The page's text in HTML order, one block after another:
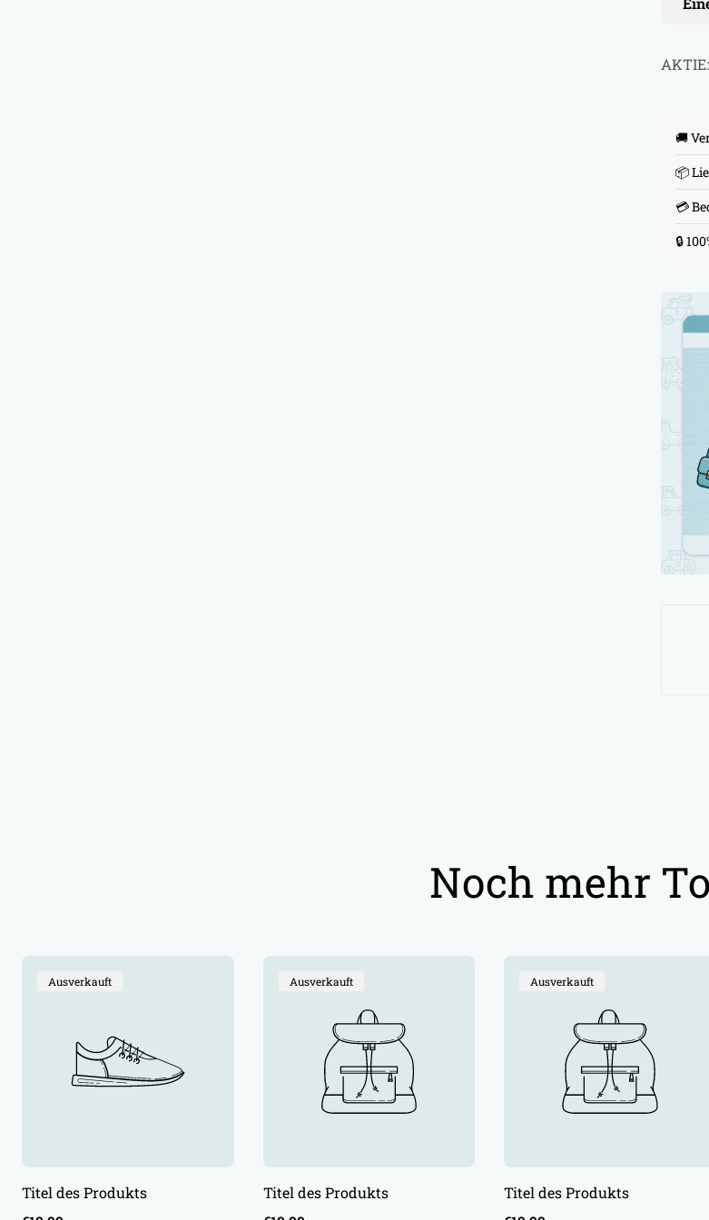
AKTIE:
🚚
📦
💳
🔒
Noch mehr
Produktbezeichnung:
Ausverkauft
Titel des Produkts
Produktbezeichnung:
Ausverkauft
Titel des Produkts
Produktbezeichnung:
Ausverkauft
Titel des Produkts